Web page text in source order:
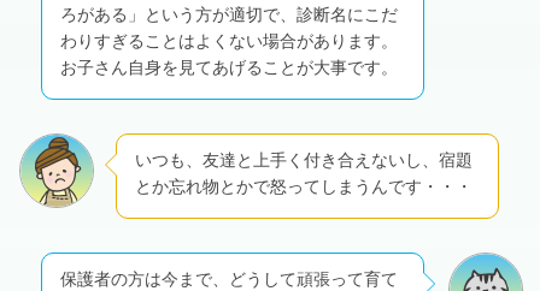
ろがある」という方が適切で、診断名にこだ
わりすぎることはよくない場合があります。
お子さん自身を見てあげることが大事です。
いつも、友達と上手く付き合えないし、宿題
とか忘れ物とかで怒ってしまうんです・・・
保護者の方は今まで、どうして頑張って育て